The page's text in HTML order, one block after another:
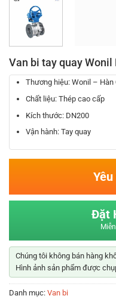
Van bi tay quay Wonil
Thương hiệu: Wonil – Hàn
Chất liệu: Thép cao cấp
Kích thước: DN200
Vận hành: Tay quay
Đặt
Chúng tôi không bán hàng
Hình ảnh sản phẩm được
Danh mục: Van bi